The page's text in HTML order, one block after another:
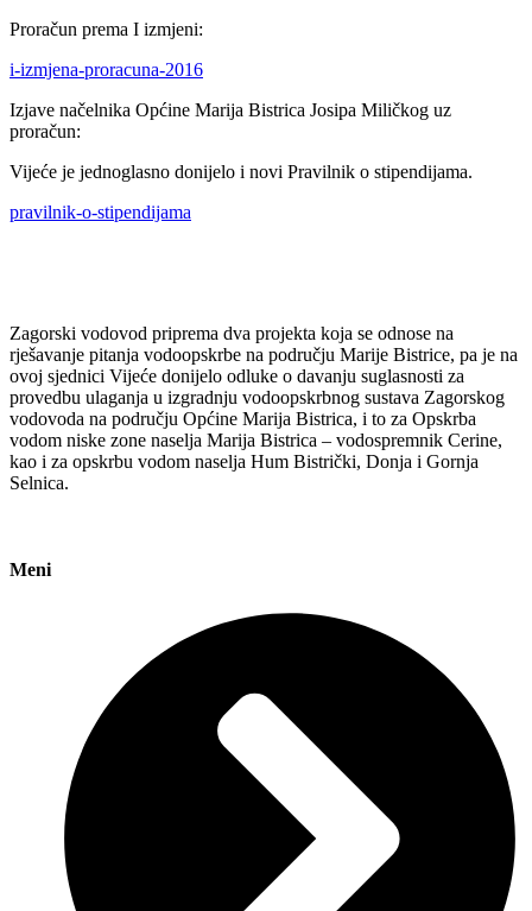
Proračun prema I izmjeni:
i-izmjena-proracuna-2016
Izjave načelnika Općine Marija Bistrica Josipa Miličkog uz
proračun:
Vijeće je jednoglasno donijelo i novi Pravilnik o stipendijama.
pravilnik-o-stipendijama
Zagorski vodovod priprema dva projekta koja se odnose na
rješavanje pitanja vodoopskrbe na području Marije Bistrice, pa je na
ovoj sjednici Vijeće donijelo odluke o davanju suglasnosti za
provedbu ulaganja u izgradnju vodoopskrbnog sustava Zagorskog
vodovoda na području Općine Marija Bistrica, i to za Opskrba
vodom niske zone naselja Marija Bistrica – vodospremnik Cerine,
kao i za opskrbu vodom naselja Hum Bistrički, Donja i Gornja
Selnica.
Meni